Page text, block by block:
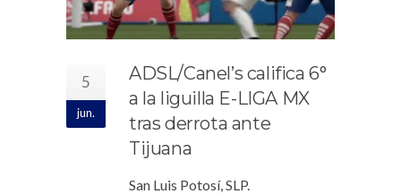
5
jun.
ADSL/Canel’s califica 6°
a la liguilla E-LIGA MX
tras derrota ante
Tijuana
San Luis Potosí, SLP.